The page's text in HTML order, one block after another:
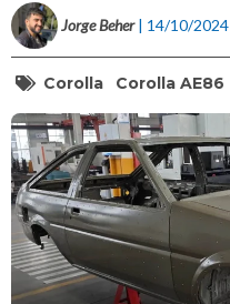
Jorge Beher | 14/10/2024
Corolla Corolla AE86